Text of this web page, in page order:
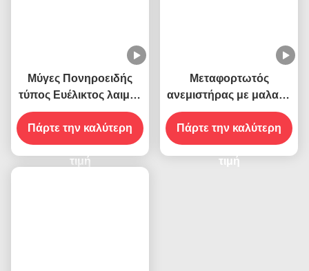
Μύγες Πονηροειδής
τύπος Ευέλικτος λαιμός
χήνας USB
τροφοδοτούμενος
κρεμασμένες μύγες
παγίδες Εκτροφείς
Πάρτε την καλύτερη
τιμή
Μεταφορτωτός
ανεμιστήρας με μαλακά
μαχαίρια που
απομακρύνει τις μύγες
μέσα και έξω
Πάρτε την καλύτερη
τιμή